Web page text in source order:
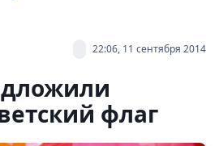
22:06, 11 сентября 2014
флаг